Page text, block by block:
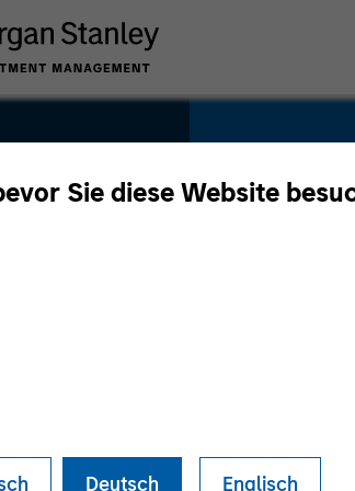
Sie diese Website
Deutsch Englisch
12 Years